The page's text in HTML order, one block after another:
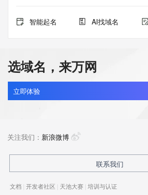
智能起名 AI找域名
选域名，来万网
立即体验
关注我们： 新浪微博
联系我们
文档 | 开发者社区 | 天池大赛 | 培训与认证